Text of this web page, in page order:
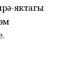
яктагы
.